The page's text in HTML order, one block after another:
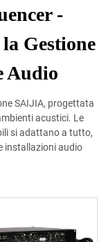
-
Gestione
Audio
SAIJIA, progettata
acustici. Le
si adattano a tutto,
installazioni audio